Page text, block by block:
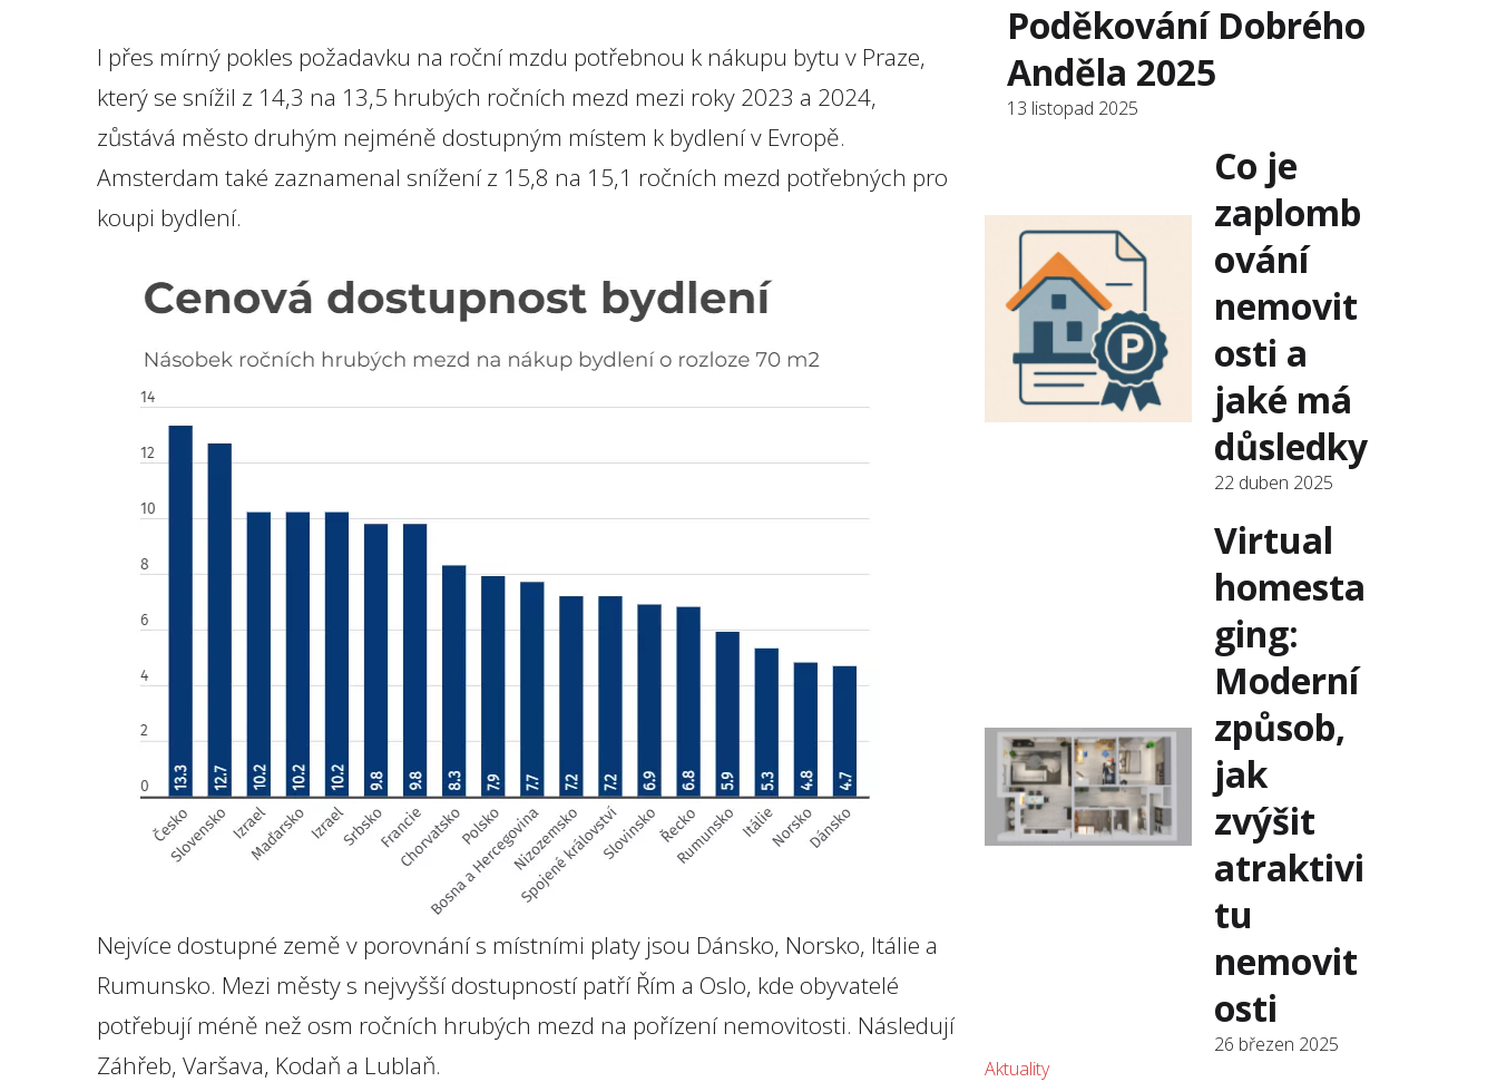
I přes mírný pokles požadavku na roční mzdu potřebnou k nákupu bytu v Praze,
který se snížil z 14,3 na 13,5 hrubých ročních mezd mezi roky 2023 a 2024,
zůstává město druhým nejméně dostupným místem k bydlení v Evropě.
Amsterdam také zaznamenal snížení z 15,8 na 15,1 ročních mezd potřebných pro
koupi bydlení.
Nejvíce dostupné země v porovnání s místními platy jsou Dánsko, Norsko, Itálie a
Rumunsko. Mezi městy s nejvyšší dostupností patří Řím a Oslo, kde obyvatelé
potřebují méně než osm ročních hrubých mezd na pořízení nemovitosti. Následují
Záhřeb, Varšava, Kodaň a Lublaň.
Poděkování Dobrého
Anděla 2025
13 listopad 2025
Co je
zaplomb
ování
nemovit
osti a
jaké má
důsledky
22 duben 2025
Virtual
homesta
ging:
Moderní
způsob,
jak
zvýšit
atraktivi
tu
nemovit
osti
26 březen 2025
Aktuality